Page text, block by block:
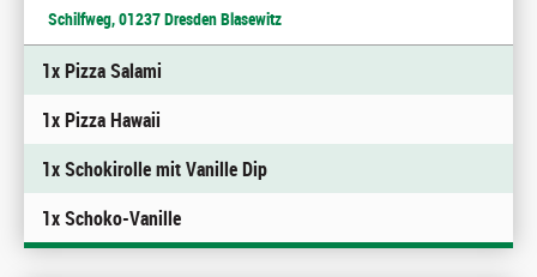
Schilfweg, 01237 Dresden Blasewitz
1x Pizza Salami
1x Pizza Hawaii
1x Schokirolle mit Vanille Dip
1x Schoko-Vanille